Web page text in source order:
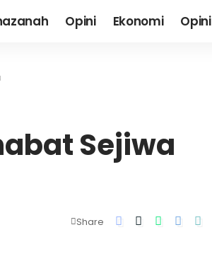
Opini Ekonomi Opini
Sejiwa
Share